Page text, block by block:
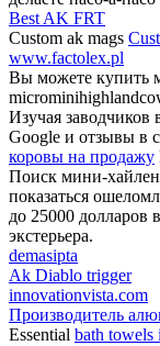
Best AK FRT
Custom ak mags
www.factolex.pl
Вы можете купить
Изучая заводчиков
Google и отзывы в
коровы на продажу
Поиск мини-
показаться
до 25000 долларов
экстерьера.
demasipta
Ak Diablo trigger
innovationvista.com
Производитель
Essential bath towels